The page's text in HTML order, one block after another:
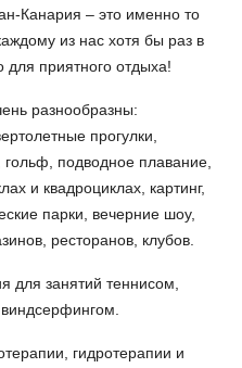
Канария – это именно то
из нас хотя бы раз в
для приятного отдыха!
разнообразны:
прогулки,
подводное плавание,
и квадроциклах, картинг,
парки, вечерние шоу,
ресторанов, клубов.
для занятий теннисом,
гидротерапии и